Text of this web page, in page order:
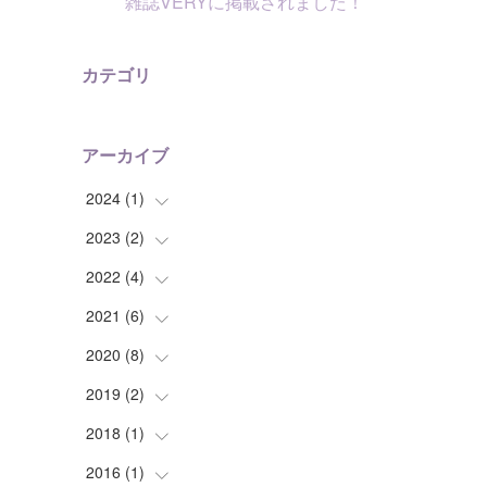
カテゴリ
アーカイブ
2024 (1)
(1
2023 (2)
(1
(1
2022 (4)
(2
(1
(1
2021 (6)
(1
(1
(1
(2
2020 (8)
(1
(2
(1
2019 (2)
(1
(1
2018 (1)
(1
2016 (1)